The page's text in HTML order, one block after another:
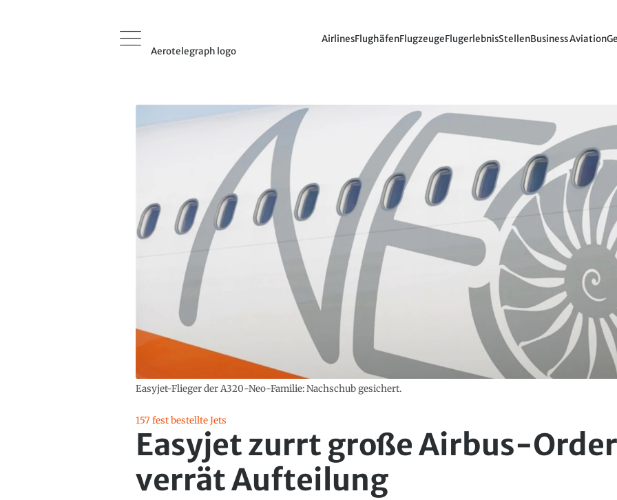
Aerotelegraph logo
AirlinesFlughäfenFlugzeugeFlugerlebnisStellenBusiness Aviation
Easyjet-Flieger der A320-Neo-Familie: Nachschub gesichert.
157 fest bestellte Jets
Easyjet zurrt große Airbus-
verrät Aufteilung